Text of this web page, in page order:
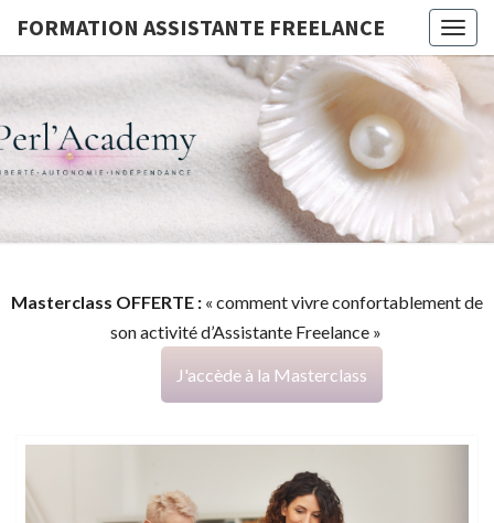
FORMATION ASSISTANTE FREELANCE
G
Masterclass OFFERTE : « comment vivre confortablement de
son activité d’Assistante Freelance »
J'accède à la Masterclass